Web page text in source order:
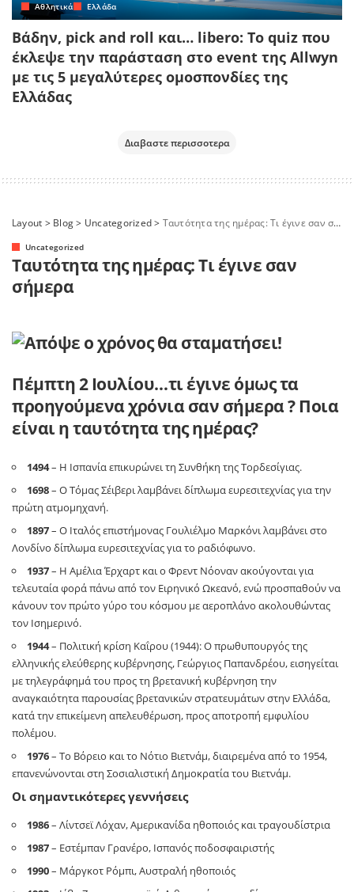
Αθλητικά Ελλάδα
Βάδην, pick and roll και… libero: Το quiz που
έκλεψε την παράσταση στο event της Allwyn
με τις 5 μεγαλύτερες ομοσπονδίες της
Ελλάδας
Διαβαστε περισσοτερα
Layout > Blog> Uncategorized> Tαυτότητα της ημέρας: Τι έγινε σαν σήμερα
Uncategorized
Tαυτότητα της ημέρας: Τι έγινε σαν
σήμερα
Πέμπτη 2 Ιουλίου…τι έγινε όμως τα
προηγούμενα χρόνια σαν σήμερα ? Ποια
είναι η ταυτότητα της ημέρας?
1494– Η Ισπανία επικυρώνει τη Συνθήκη της Τορδεσίγιας.
1698– Ο Τόμας Σέιβερι λαμβάνει δίπλωμα ευρεσιτεχνίας για την
πρώτη ατμομηχανή.
1897– Ο Ιταλός επιστήμονας Γουλιέλμο Μαρκόνι λαμβάνει στο
Λονδίνο δίπλωμα ευρεσιτεχνίας για το ραδιόφωνο.
1937– Η Αμέλια Έρχαρτ και ο Φρεντ Νόοναν ακούγονται για
τελευταία φορά πάνω από τον Ειρηνικό Ωκεανό, ενώ προσπαθούν να
κάνουν τον πρώτο γύρο του κόσμου με αεροπλάνο ακολουθώντας
τον Ισημερινό.
1944– Πολιτική κρίση Καΐρου (1944): Ο πρωθυπουργός της
ελληνικής ελεύθερης κυβέρνησης, Γεώργιος Παπανδρέου, εισηγείται
με τηλεγράφημά του προς τη βρετανική κυβέρνηση την
αναγκαιότητα παρουσίας βρετανικών στρατευμάτων στην Ελλάδα,
κατά την επικείμενη απελευθέρωση, προς αποτροπή εμφυλίου
πολέμου.
1976– Το Βόρειο και το Νότιο Βιετνάμ, διαιρεμένα από το 1954,
επανενώνονται στη Σοσιαλιστική Δημοκρατία του Βιετνάμ.
Οι σημαντικότερες γεννήσεις
1986– Λίντσεϊ Λόχαν, Αμερικανίδα ηθοποιός και τραγουδίστρια
1987– Εστέμπαν Γρανέρο, Ισπανός ποδοσφαιριστής
1990– Μάργκοτ Ρόμπι, Αυστραλή ηθοποιός